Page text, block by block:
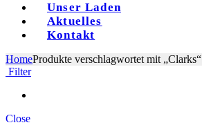
Unser Laden
Aktuelles
Kontakt
HomeProdukte verschlagwortet mit „Clarks“
Filter
Close